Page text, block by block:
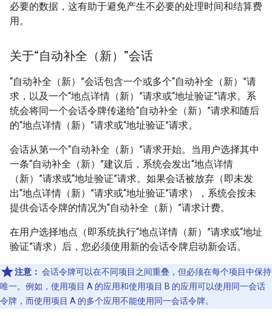
必要的数据，这有助于避免产生不必要的处理时间和结算费
用。
关于“自动补全（新）”会话
“自动补全（新）”会话包含一个或多个“自动补全（新）”请
求，以及一个“地点详情（新）”请求或“地址验证”请求。系
统会将同一个会话令牌传递给“自动补全（新）”请求和随后
的“地点详情（新）”请求或“地址验证”请求。
会话从第一个“自动补全（新）”请求开始。当用户选择其中
一条“自动补全（新）”建议后，系统会发出“地点详情
（新）”请求或“地址验证”请求。如果会话被放弃（即未发
出“地点详情（新）”请求或“地址验证”请求），系统会按未
提供会话令牌的情况为“自动补全（新）”请求计费。
在用户选择地点（即系统执行“地点详情（新）”请求或“地址
验证”请求）后，您必须使用新的会话令牌启动新会话。
注意： 会话令牌可以在不同项目之间重叠，但必须在每个项目中保持
唯一。例如，使用项目 A 的应用和使用项目 B 的应用可以使用同一会话
令牌，而使用项目 A 的多个应用不能使用同一会话令牌。